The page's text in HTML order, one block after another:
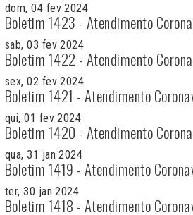
dom, 04 fev 2024
Boletim 1423 - Atendimento
sab, 03 fev 2024
Boletim 1422 - Atendimento
sex, 02 fev 2024
Boletim 1421 - Atendimento
qui, 01 fev 2024
Boletim 1420 - Atendimento
qua, 31 jan 2024
Boletim 1419 - Atendimento
ter, 30 jan 2024
Boletim 1418 - Atendimento